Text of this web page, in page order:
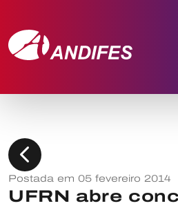
chevron_left
Postada em 05 fevereiro 2014
UFRN abre